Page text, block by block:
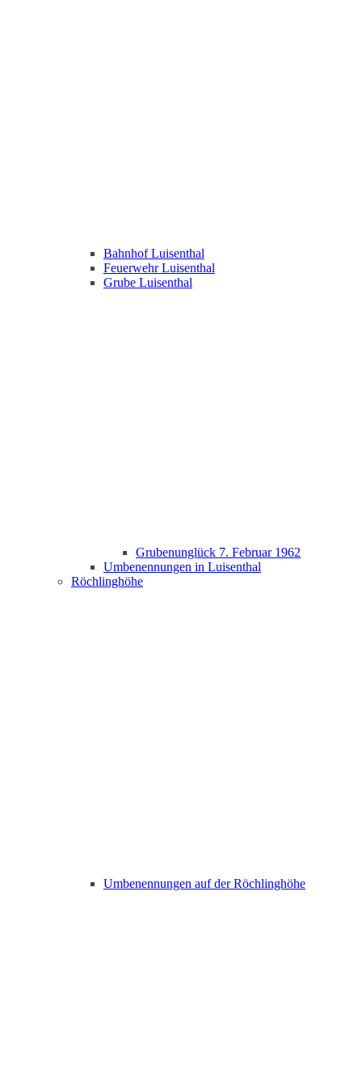
Bahnhof Luisenthal
Feuerwehr Luisenthal
Grube Luisenthal
Grubenunglück 7. Februar 1962
Umbenennungen in Luisenthal
Röchlinghöhe
Umbenennungen auf der Röchlinghöhe